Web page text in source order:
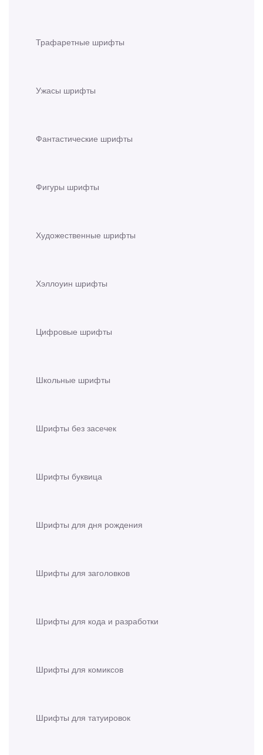
Трафаретные шрифты
Ужасы шрифты
Фантастические шрифты
Фигуры шрифты
Художественные шрифты
Хэллоуин шрифты
Цифровые шрифты
Школьные шрифты
Шрифты без засечек
Шрифты буквица
Шрифты для дня рождения
Шрифты для заголовков
Шрифты для кода и разработки
Шрифты для комиксов
Шрифты для татуировок